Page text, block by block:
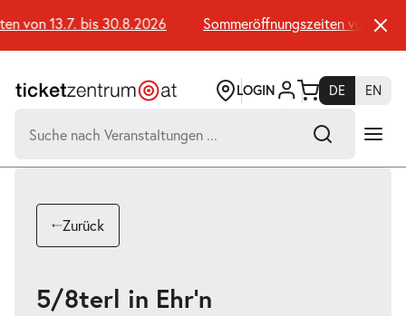
Seiteninhalt
springen
von 13.7. bis 30.8.2026 Sommeröffnungszeiten von 13.7.
LOGIN DE
EN
nach:
Suchtreffer:
Zurück
5/8terl in Ehr'n